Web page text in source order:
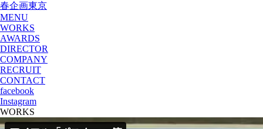
春企画東京
MENU
WORKS
AWARDS
DIRECTOR
COMPANY
RECRUIT
CONTACT
facebook
Instagram
WORKS